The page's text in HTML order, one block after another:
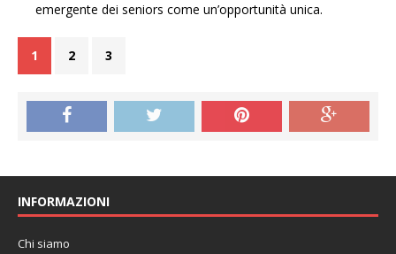
emergente dei seniors come un’opportunità unica.
1 2 3
INFORMAZIONI
Chi siamo